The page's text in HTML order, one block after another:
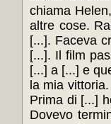
chiama
altre cose.
[...]. Faceva
[...]. Il film
[...] a [...] e
la mia
Prima di [...]
Dovevo